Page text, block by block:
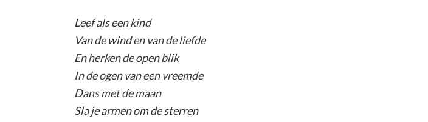
Leef als een kind
Van de wind en van de liefde
En herken de open blik
In de ogen van een vreemde
Dans met de maan
Sla je armen om de sterren